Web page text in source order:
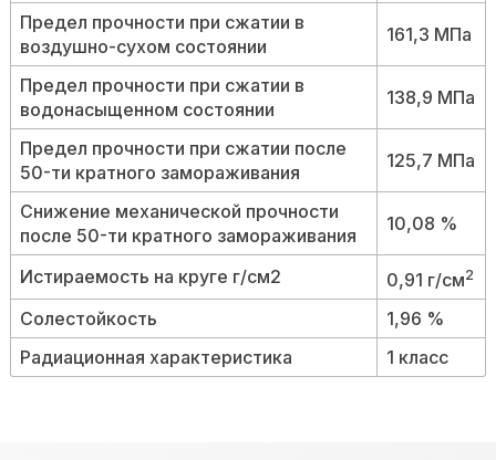
Предел прочности при сжатии в
воздушно-сухом состоянии
161,3 МПа
Предел прочности при сжатии в
водонасыщенном состоянии
138,9 МПа
Предел прочности при сжатии после
50-ти кратного замораживания
125,7 МПа
Снижение механической прочности
после 50-ти кратного замораживания
10,08 %
Истираемость на круге г/см2 0,91 г/см2
Солестойкость
1,96 %
Радиационная характеристика
1 класс